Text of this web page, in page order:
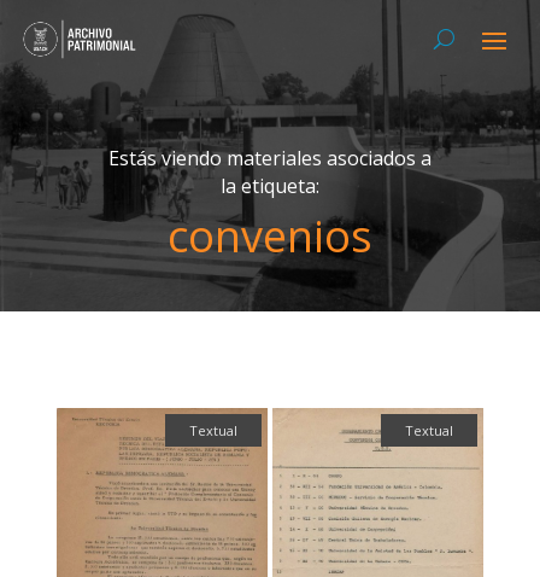
Estás viendo materiales asociados a
la etiqueta:
convenios
Textual Textual